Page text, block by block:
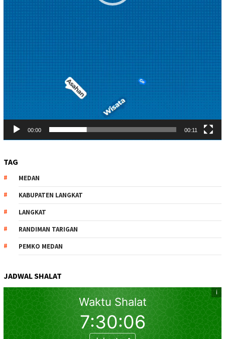
00:00 00:11
TAG
MEDAN
KABUPATEN LANGKAT
LANGKAT
RANDIMAN TARIGAN
PEMKO MEDAN
JADWAL SHALAT